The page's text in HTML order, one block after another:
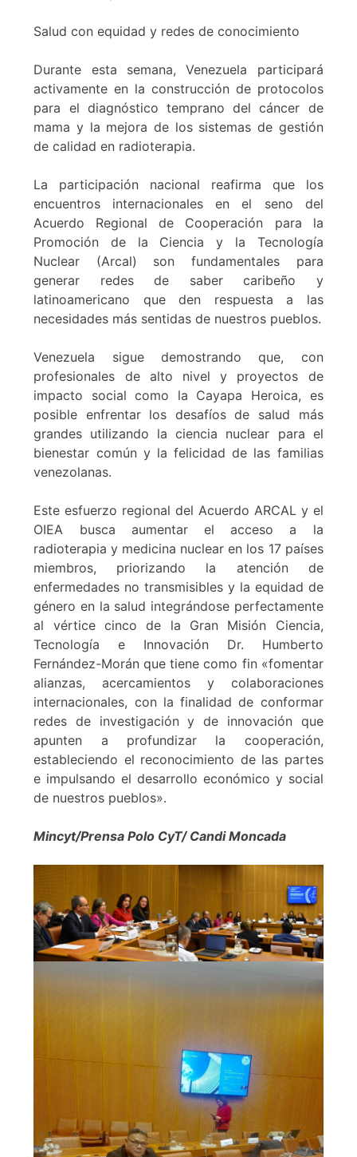
Salud con equidad y redes de conocimiento
Durante esta semana, Venezuela participará
activamente en la construcción de protocolos
para el diagnóstico temprano del cáncer de
mama y la mejora de los sistemas de gestión
de calidad en radioterapia.
La participación nacional reafirma que los
encuentros internacionales en el seno del
Acuerdo Regional de Cooperación para la
Promoción de la Ciencia y la Tecnología
Nuclear (Arcal) son fundamentales para
generar redes de saber caribeño y
latinoamericano que den respuesta a las
necesidades más sentidas de nuestros pueblos.
Venezuela sigue demostrando que, con
profesionales de alto nivel y proyectos de
impacto social como la Cayapa Heroica, es
posible enfrentar los desafíos de salud más
grandes utilizando la ciencia nuclear para el
bienestar común y la felicidad de las familias
venezolanas.
Este esfuerzo regional del Acuerdo ARCAL y el
OIEA busca aumentar el acceso a la
radioterapia y medicina nuclear en los 17 países
miembros, priorizando la atención de
enfermedades no transmisibles y la equidad de
género en la salud integrándose perfectamente
al vértice cinco de la Gran Misión Ciencia,
Tecnología e Innovación Dr. Humberto
Fernández-Morán que tiene como fin «fomentar
alianzas, acercamientos y colaboraciones
internacionales, con la finalidad de conformar
redes de investigación y de innovación que
apunten a profundizar la cooperación,
estableciendo el reconocimiento de las partes
e impulsando el desarrollo económico y social
de nuestros pueblos».
Mincyt/Prensa Polo CyT/ Candi Moncada